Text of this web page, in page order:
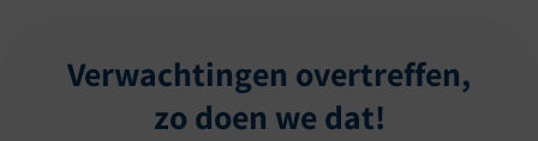
Verwachtingen overtreffen,
zo doen we dat!